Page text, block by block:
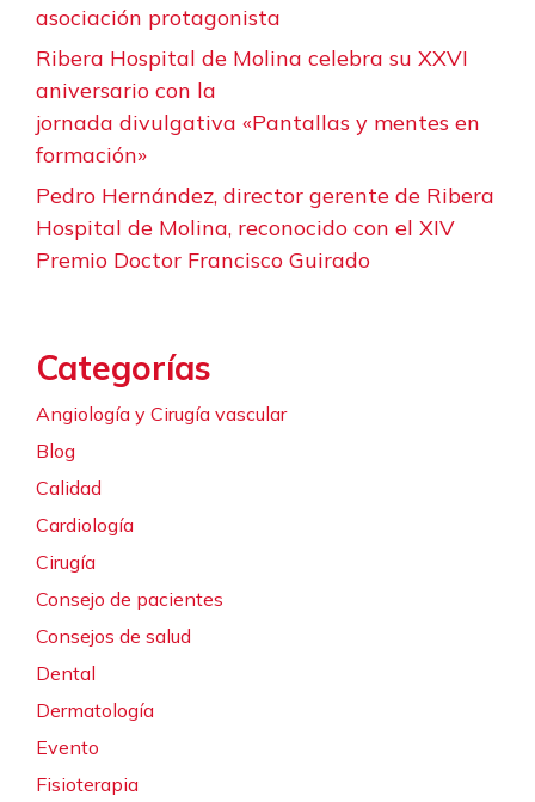
asociación protagonista
Ribera Hospital de Molina celebra su XXVI
aniversario con la
jornada divulgativa «Pantallas y mentes en
formación»
Pedro Hernández, director gerente de Ribera
Hospital de Molina, reconocido con el XIV
Premio Doctor Francisco Guirado
Categorías
Angiología y Cirugía vascular
Blog
Calidad
Cardiología
Cirugía
Consejo de pacientes
Consejos de salud
Dental
Dermatología
Evento
Fisioterapia